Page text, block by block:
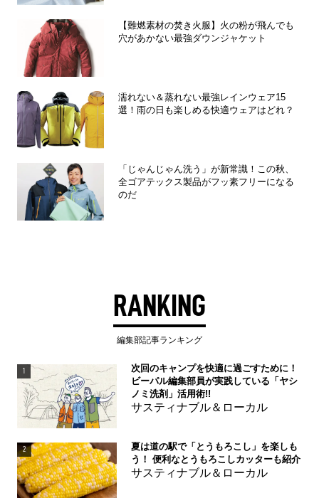
【難燃素材の焚き火服】火の粉が飛んでも
穴があかない最強ダウンジャケット
濡れない＆蒸れない最強レインウェア15
選！雨の日も楽しめる快適ウェアはどれ？
「じゃんじゃん洗う」が新常識！この秋、
全ゴアテックス製品がフッ素フリーになる
のだ
RANKING
編集部記事ランキング
1
次回のキャンプを快適に過ごすために！
ビーパル編集部員が実践している「ヤシ
ノミ洗剤」活用術!!
サスティナブル＆ローカル
2
夏は道の駅で「とうもろこし」を楽しも
う！ 便利なとうもろこしカッターも紹介
サスティナブル＆ローカル